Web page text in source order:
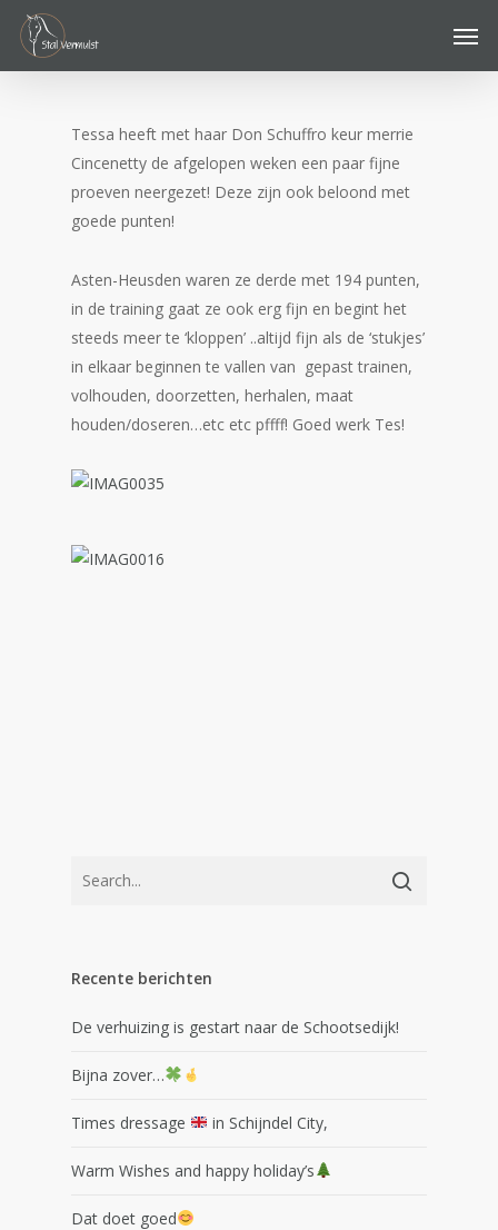
Skip
main
Tessa heeft met haar Don Schuffro keur merrie
Cincenetty de afgelopen weken een paar fijne
proeven neergezet! Deze zijn ook beloond met
goede punten!
Asten-Heusden waren ze derde met 194 punten,
in de training gaat ze ook erg fijn en begint het
steeds meer te ‘kloppen’ ..altijd fijn als de ‘stukjes’
in elkaar beginnen te vallen van gepast trainen,
volhouden, doorzetten, herhalen, maat
houden/doseren…etc etc pffff! Goed werk Tes!
Recente berichten
De verhuizing is gestart naar de Schootsedijk!
Bijna zover…
Times dressage in Schijndel City,
Warm Wishes and happy holiday’s
Dat doet goed